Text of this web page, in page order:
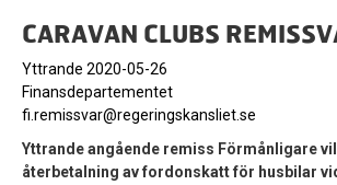
CARAVAN CLUBS
Yttrande 2020-05-26
Finansdepartementet
fi.remissvar@regeringskansliet.se
Yttrande angående remiss Förmånligare
återbetalning av fordonskatt för husbilar